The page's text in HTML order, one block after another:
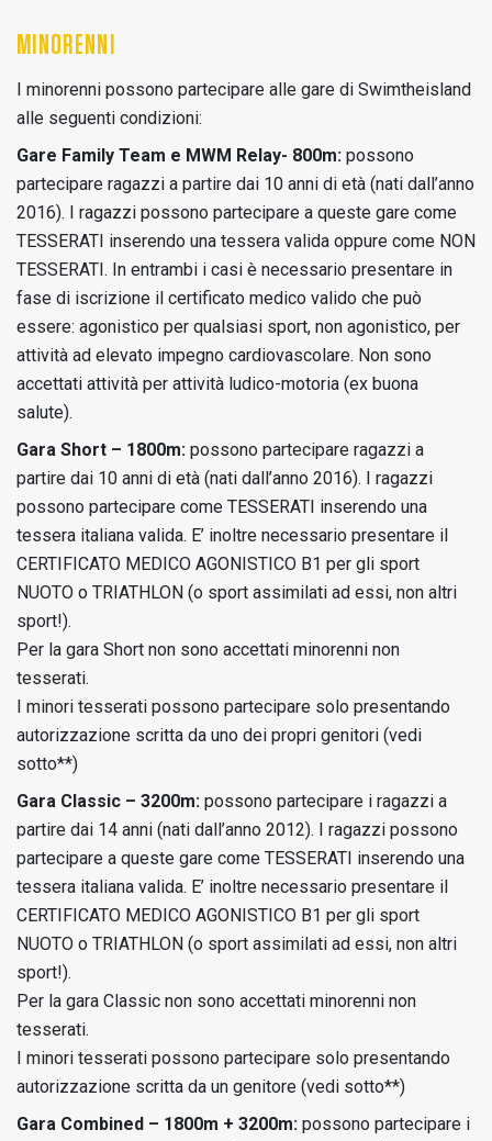
MINORENNI
I minorenni possono partecipare alle gare di Swimtheisland
alle seguenti condizioni:
Gare Family Team e MWM Relay- 800m: possono
partecipare ragazzi a partire dai 10 anni di età (nati dall’anno
2016). I ragazzi possono partecipare a queste gare come
TESSERATI inserendo una tessera valida oppure come NON
TESSERATI. In entrambi i casi è necessario presentare in
fase di iscrizione il certificato medico valido che può
essere: agonistico per qualsiasi sport, non agonistico, per
attività ad elevato impegno cardiovascolare. Non sono
accettati attività per attività ludico-motoria (ex buona
salute).
Gara Short – 1800m: possono partecipare ragazzi a
partire dai 10 anni di età (nati dall’anno 2016). I ragazzi
possono partecipare come TESSERATI inserendo una
tessera italiana valida. E’ inoltre necessario presentare il
CERTIFICATO MEDICO AGONISTICO B1 per gli sport
NUOTO o TRIATHLON (o sport assimilati ad essi, non altri
sport!).
Per la gara Short non sono accettati minorenni non
tesserati.
I minori tesserati possono partecipare solo presentando
autorizzazione scritta da uno dei propri genitori (vedi
sotto**)
Gara Classic – 3200m: possono partecipare i ragazzi a
partire dai 14 anni (nati dall’anno 2012). I ragazzi possono
partecipare a queste gare come TESSERATI inserendo una
tessera italiana valida. E’ inoltre necessario presentare il
CERTIFICATO MEDICO AGONISTICO B1 per gli sport
NUOTO o TRIATHLON (o sport assimilati ad essi, non altri
sport!).
Per la gara Classic non sono accettati minorenni non
tesserati.
I minori tesserati possono partecipare solo presentando
autorizzazione scritta da un genitore (vedi sotto**)
Gara Combined – 1800m + 3200m: possono partecipare i